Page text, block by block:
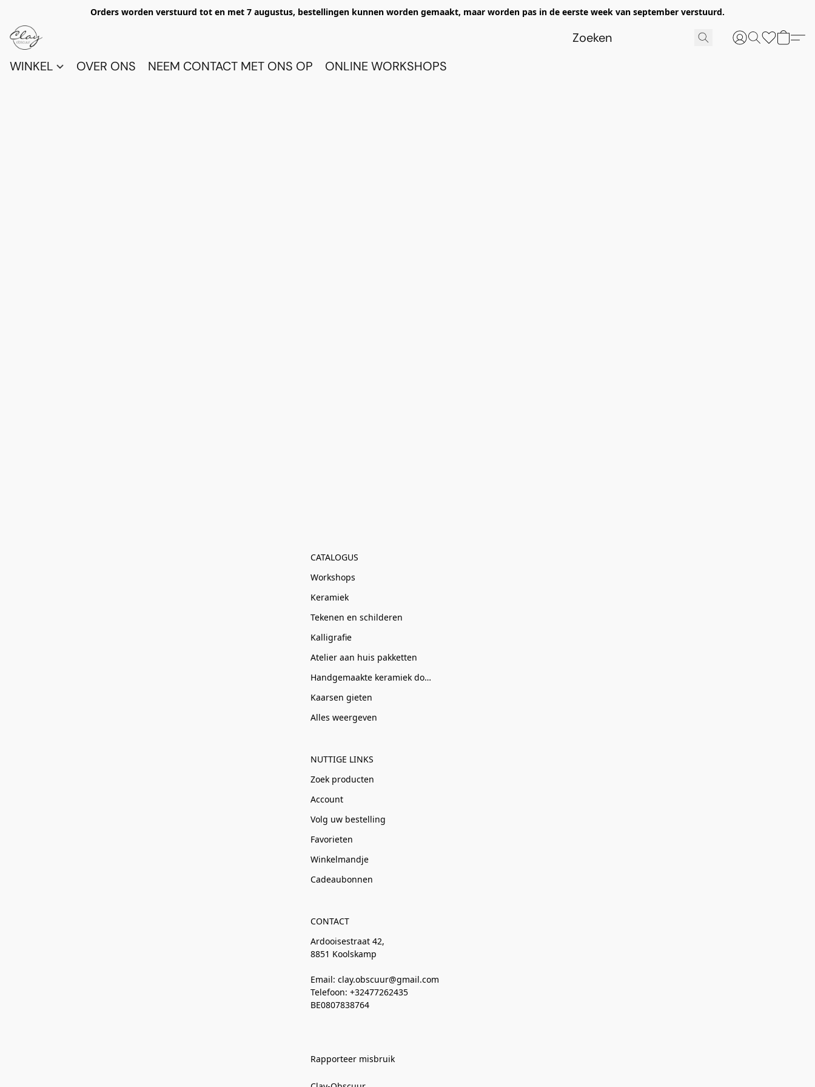
Orders worden verstuurd tot en met 7 augustus, bestellingen kunnen worden gemaakt, maar worden pas in de eerste week van september verstuurd.
WINKEL OVER ONS NEEM CONTACT MET ONS OP ONLINE WORKSHOPS
CATALOGUS
Workshops
Keramiek
Tekenen en schilderen
Kalligrafie
Atelier aan huis pakketten
Handgemaakte keramiek door Clay-Obscuur
Kaarsen gieten
Alles weergeven
NUTTIGE LINKS
Zoek producten
Account
Volg uw bestelling
Favorieten
Winkelmandje
Cadeaubonnen
CONTACT
Ardooisestraat 42,
8851 Koolskamp
Email: clay.obscuur@gmail.com
Telefoon: +32477262435
BE0807838764
Rapporteer misbruik